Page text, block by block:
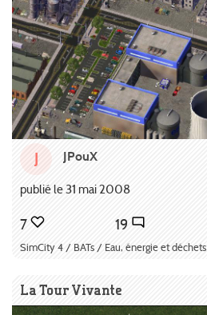
J JPouX
publié le 31 mai 2008
7 19
SimCity 4 / BATs / Eau, énergie et déchets
La Tour Vivante